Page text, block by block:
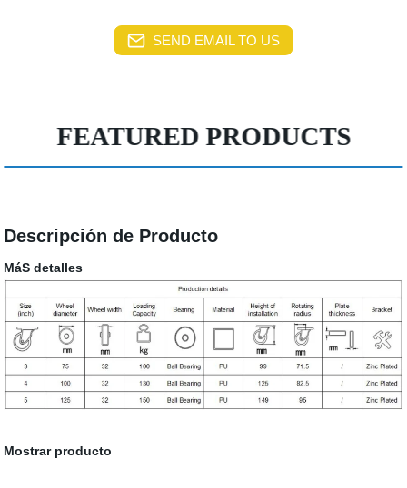
SEND EMAIL TO US
FEATURED PRODUCTS
Descripción de Producto
MáS detalles
Mostrar producto